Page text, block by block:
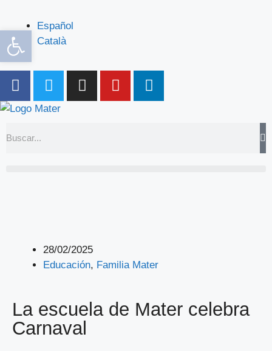
Español
Català
28/02/2025
Educación, Familia Mater
La escuela de Mater celebra
Carnaval
Abrir barra de herramientas